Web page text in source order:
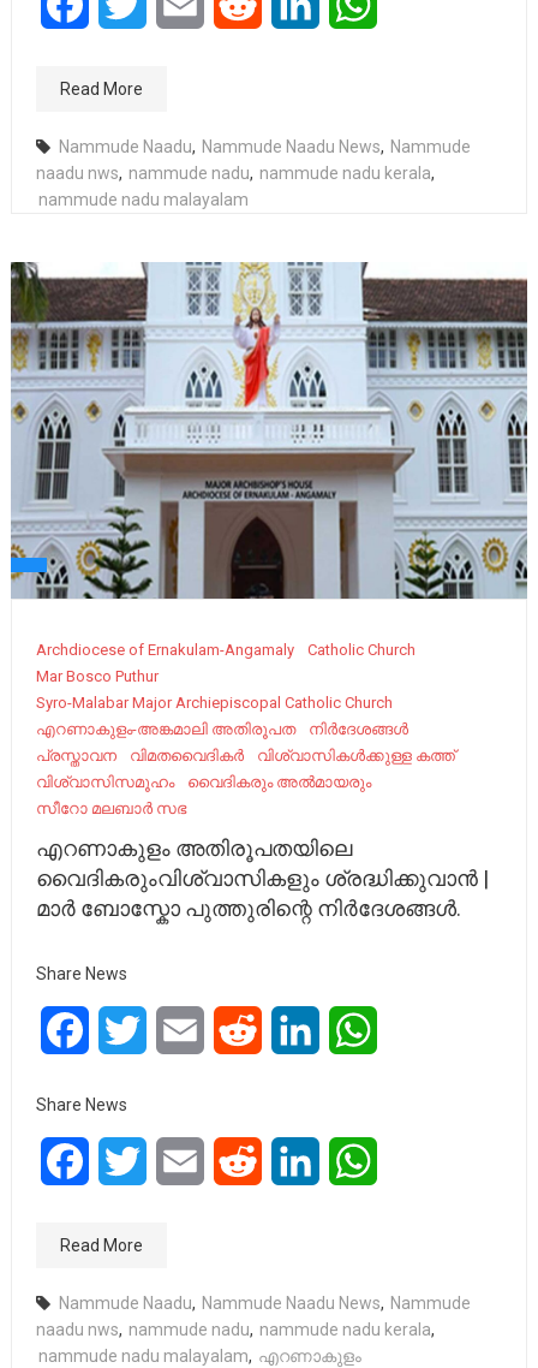
Read More
Nammude Naadu, Nammude Naadu News, Nammude
naadu nws, nammude nadu, nammude nadu kerala,
nammude nadu malayalam
Archdiocese of Ernakulam-Angamaly
Catholic Church
Mar Bosco Puthur
Syro-Malabar Major Archiepiscopal Catholic Church
എറണാകുളം-അങ്കമാലി അതിരൂപത
നിർദേശങ്ങൾ
പ്രസ്താവന
വിമതവൈദികർ
വിശ്വാസികൾക്കുള്ള കത്ത്
വിശ്വാസിസമൂഹം
വൈദികരും അല്‍മായരും
സീറോ മലബാര്‍ സഭ
എറണാകുളം അതിരൂപതയിലെ
വൈദികരുംവിശ്വാസികളും ശ്രദ്ധിക്കുവാൻ |
മാർ ബോസ്കോ പുത്തുരിന്റെ നിർദേശങ്ങൾ.
Share News
FacebookTwitter Email Reddit LinkedIn
Share News
FacebookTwitter Email Reddit LinkedIn
Read More
Nammude Naadu, Nammude Naadu News, Nammude
naadu nws, nammude nadu, nammude nadu kerala,
nammude nadu malayalam, എറണാകുളം